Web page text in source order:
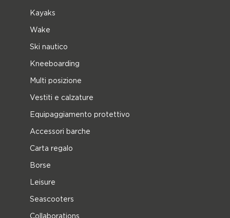
Kayaks
Wake
Ski nautico
Kneeboarding
Multi posizione
Vestiti e calzature
Equipaggiamento protettivo
Accessori barche
Carta regalo
Borse
Leisure
Seascooters
Collaborations